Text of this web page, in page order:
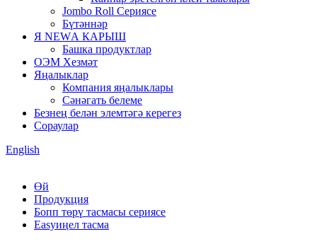
Jombo Roll Сериясе
Бүтәннәр
Я NEWА КАРЫШ
Башка продуктлар
ОЭМ Хезмәт
Яңалыклар
Компания яңалыклары
Сәнәгать белеме
Безнең белән элемтәгә керегез
Сораулар
English
Өй
Продукция
Бопп төрү тасмасы сериясе
Easyиңел тасма